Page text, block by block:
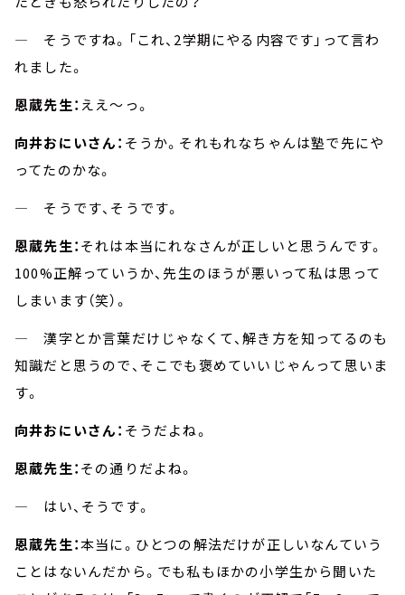
― そうですね。「これ、2学期にやる内容です」って言わ
れました。
恩蔵先生： ええ～っ。
向井おにいさん： そうか。それもれなちゃんは塾で先にや
ってたのかな。
― そうです、そうです。
恩蔵先生：それは本当にれなさんが正しいと思うんです。
100%正解っていうか、先生のほうが悪いって私は思って
しまいます（笑）。
― 漢字とか言葉だけじゃなくて、解き方を知ってるのも
知識だと思うので、そこでも褒めていいじゃんって思いま
す。
向井おにいさん： そうだよね。
恩蔵先生：その通りだよね。
― はい、そうです。
恩蔵先生：本当に。ひとつの解法だけが正しいなんていう
ことはないんだから。でも私もほかの小学生から聞いた